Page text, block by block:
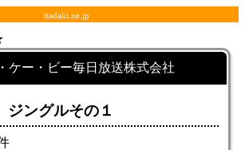
itadaki.ne.jp
ケー・ビー毎日放送株式会社
ングルその１